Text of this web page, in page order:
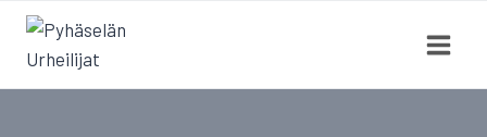
Siirry
sisältöön